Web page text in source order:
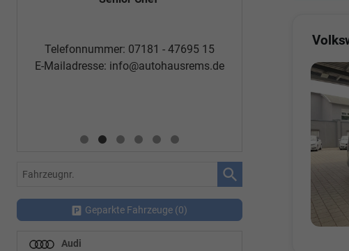
Telefonnummer: 07181 - 47695 15
E-Mailadresse: info@autohausrems.de
E-Mailadresse:
Fahrzeugnr.
Geparkte Fahrzeuge (0)
Audi